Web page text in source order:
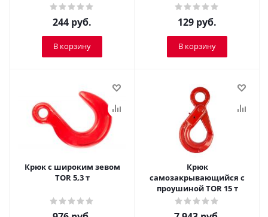
244 руб.
В корзину
129 руб.
В корзину
Крюк с широким зевом
TOR 5,3 т
Крюк
самозакрывающийся с
проушиной TOR 15 т